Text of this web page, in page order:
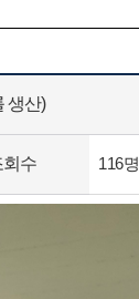
생산)
회수 116명